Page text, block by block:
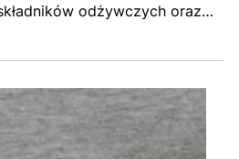
odżywczych oraz
radzić.